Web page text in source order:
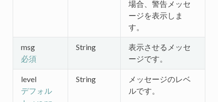
場合、警告メッセ
ージを表示しま
す。
msg
必須
String
表示させるメッセ
ージです。
level
デフォル
String
メッセージのレベ
ルです。